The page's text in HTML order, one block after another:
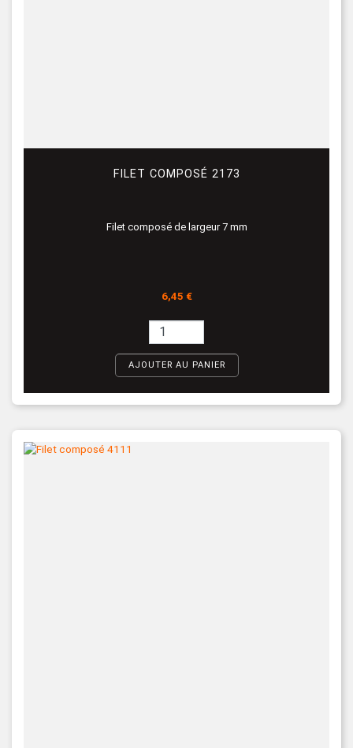
FILET COMPOSÉ 2173
Filet composé de largeur 7 mm
Prix
6,45 €
AJOUTER AU PANIER